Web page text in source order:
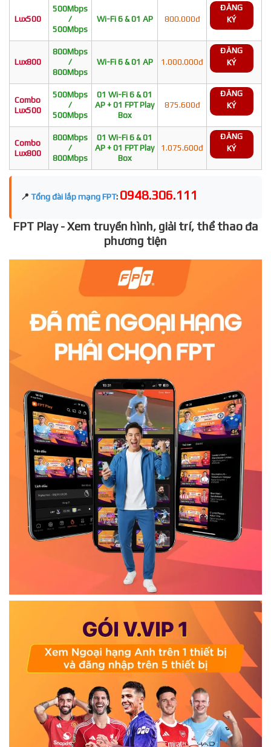
Lux500
500Mbps
/
500Mbps
Wi-Fi 6 & 01 AP 800.000đ
ĐĂNG
KÝ
Lux800
800Mbps
/
800Mbps
Wi-Fi 6 & 01 AP 1.000.000đ
ĐĂNG
KÝ
Combo
Lux500
500Mbps
/
500Mbps
01 Wi-Fi 6 & 01
AP + 01 FPT Play
Box
875.600đ
ĐĂNG
KÝ
Combo
Lux800
800Mbps
/
800Mbps
01 Wi-Fi 6 & 01
AP + 01 FPT Play
Box
1.075.600đ
ĐĂNG
KÝ
📍 Tổng đài lắp mạng FPT: 0948.306.111
FPT Play - Xem truyền hình, giải trí, thể thao đa
phương tiện